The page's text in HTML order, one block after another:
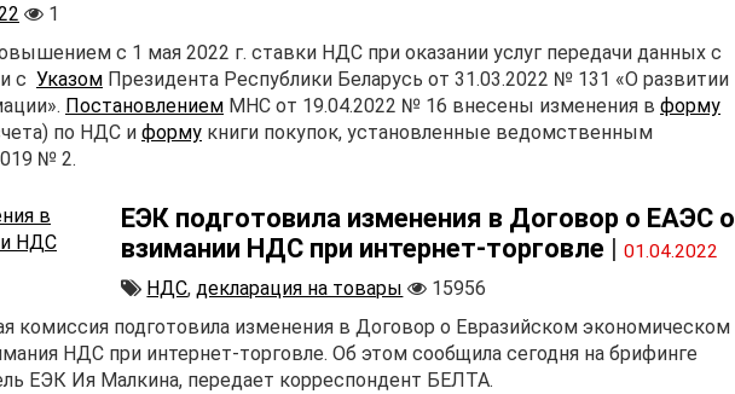
1
с 1 мая 2022 г. ставки НДС при оказании услуг передачи данных с
с Указом Президента Республики Беларусь от 31.03.2022 № 131 «О развитии
Постановлением МНС от 19.04.2022 № 16 внесены изменения в форму
по НДС и форму книги покупок, установленные ведомственным
№ 2.
ЕЭК подготовила изменения в Договор о ЕАЭС о
взимании НДС при интернет-торговле |01.04.2022
НДС, декларация на товары
15956
комиссия подготовила изменения в Договор о Евразийском экономическом
НДС при интернет-торговле. Об этом сообщила сегодня на брифинге
ЕЭК Ия Малкина, передает корреспондент БЕЛТА.